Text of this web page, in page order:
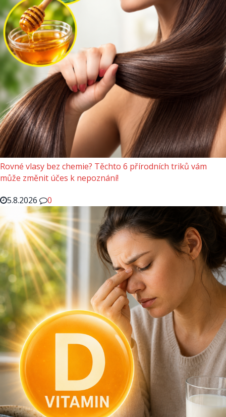
Rovné vlasy bez chemie? Těchto 6 přírodních triků vám
může změnit účes k nepoznání!
5.8.2026
0